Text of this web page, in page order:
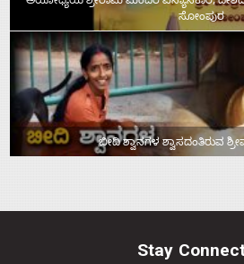
ಸೋಂಪುರ
ಬೀದಿ ಶ್ವಾನಗಳ ಶ್ವಾಸದಂತಿರುವ
Stay